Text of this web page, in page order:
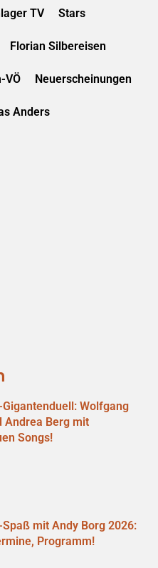
TV Stars
Florian Silbereisen
VÖ Neuerscheinungen
Anders
Wolfgang
Andrea Berg mit
Songs!
mit Andy Borg 2026:
Programm!